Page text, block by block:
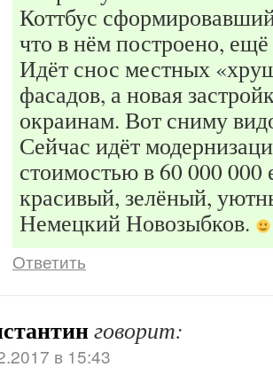
Коттбус
что в нём построено,
Идёт снос местных
фасадов, а новая
окраинам. Вот сниму
Сейчас идёт
стоимостью в 60 000 000
красивый, зелёный,
Немецкий Новозыбков.
Ответить
говорит:
в 15:43